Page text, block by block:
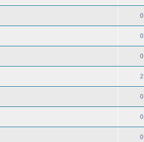
0
0
0
2
0
0
0